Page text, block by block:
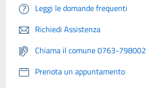
Leggi le domande frequenti
Richiedi Assistenza
Chiama il comune 0763-798002
Prenota un appuntamento